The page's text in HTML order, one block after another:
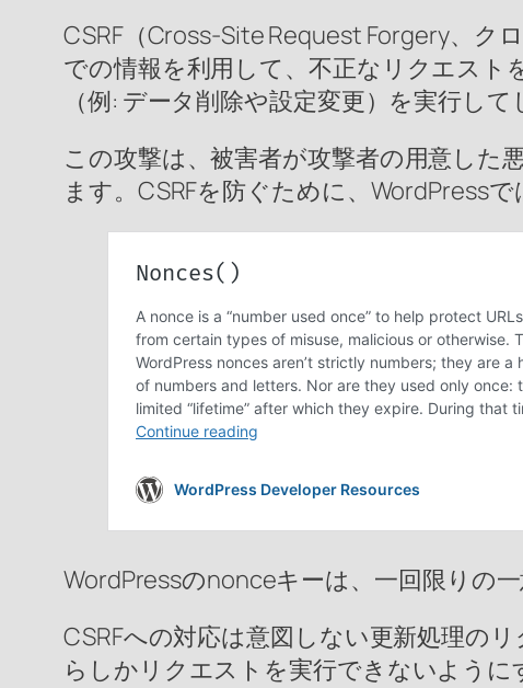
CSRF（Cross-Site Request Forgery、
での情報を利用して、不正なリクエスト
（例: データ削除や設定変更）を実行し
この攻撃は、被害者が攻撃者の用意し
ます。CSRFを防ぐために、WordPress
WordPressのnonceキーは、一回限りの
CSRFへの対応は意図しない更新処理の
らしかリクエストを実行できないように